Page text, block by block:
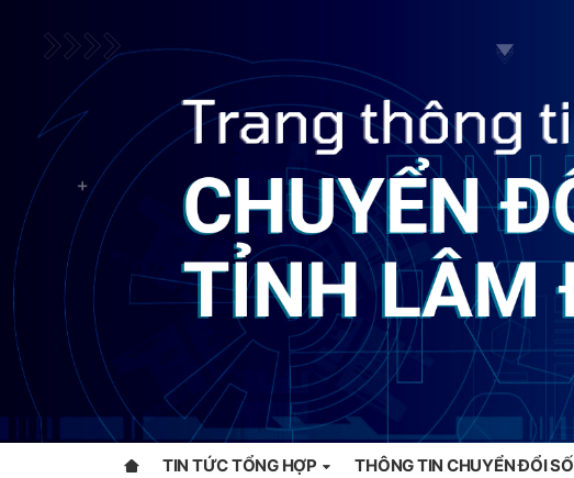
TIN TỨC TỔNG HỢP THÔNG TIN CHUYỂN ĐỔI SỐ